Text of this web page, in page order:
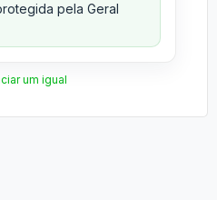
pela Geral
um igual